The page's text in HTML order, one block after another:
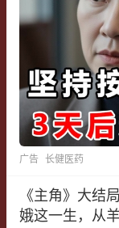
广告 长健医药
《主角》大结
娥这一生，从